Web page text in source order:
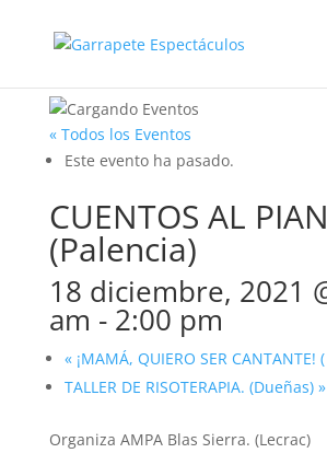
« Todos los Eventos
Este evento ha pasado.
CUENTOS AL
(Palencia)
18 diciembre, 2021
am - 2:00 pm
«¡MAMÁ, QUIERO SER CANTANTE!
TALLER DE RISOTERAPIA. (Dueñas) »
Organiza AMPA Blas Sierra. (Lecrac)